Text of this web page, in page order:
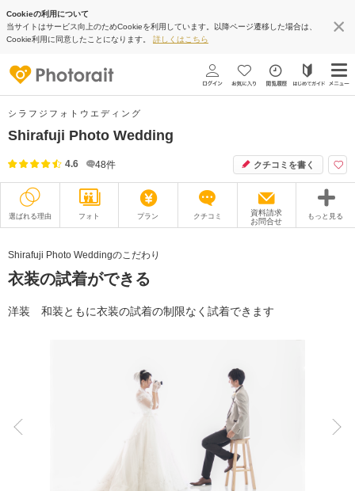
Cookieの利用について
当サイトはサービス向上のためCookieを利用しています。以降ページ遷移した場合は、
Cookie利用に同意したことになります。 詳しくはこちら
シラフジフォトウエディング
Shirafuji Photo Wedding
4.6 48件 クチコミを書く
選ばれる理由 フォト プラン クチコミ
資料請求
お問合せ
もっと見る
衣装
オプション ブログ
Shirafuji Photo Weddingのこだわり
衣装の試着ができる
洋装 和装ともに衣装の試着の制限なく試着できます